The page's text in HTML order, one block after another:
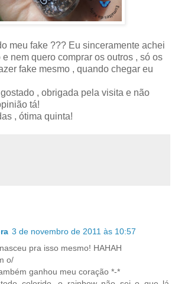
meu fake ??? Eu sinceramente achei
nem quero comprar os outros , só os
fake mesmo , quando chegar eu
, obrigada pela visita e não
tá!
, ótima quinta!
3 de novembro de 2011 às 10:57
pra isso mesmo! HAHAH
o/
ganhou meu coração *-*